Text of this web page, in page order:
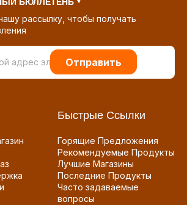
рассылку, чтобы получать
Отправить
Быстрые Ссылки
Горящие Предложения
Рекомендуемые Продукты
Лучшие Магазины
Последние Продукты
Часто задаваемые
вопросы